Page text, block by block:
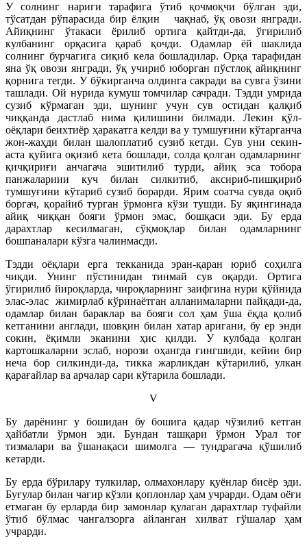
У солнинг нариги тарафига ўтиб қочмоқчи бўлган эди,
тўсатдан рўпарасида бир ёлқин чақнаб, ўқ овози янгради.
Айиқнинг ўтакаси ёрилиб ортига қайтди-да, ўгирилиб
кулбанинг орқасига қараб қочди. Одамлар ёй шаклида
солнинг бурчагига сиқиб кела бошладилар. Орқа тарафидан
яна ўқ овози янгради, ўқ учириб юборган пўстлоқ айиқнинг
қорнига тегди. У бўкирганча олдинга сакради ва сувга ўзини
ташлади. Ой нурида кумуш томчилар сачради. Тэдди умрида
сузиб кўрмаган эди, шунинг учун сув остидан қалқиб
чиққанда дастлаб нима қилишини билмади. Лекин қўл-
оёқлари беихтиёр ҳаракатга келди ва у тумшуғини кўтарганча
жон-жаҳди билан шалоплатиб сузиб кетди. Сув уни секин-
аста қуйига оқизиб кета бошлади, солда қолган одамларнинг
қичқириғи анчагача эшитилиб турди, айиқ эса тобора
панжалариии куч билан силкитиб, аксириб-пишқириб
тумшуғини кўтариб сузиб борарди. Ярим соатча сувда оқиб
боргач, қорайиб турган ўрмонга кўзи тушди. Бу яқингинада
айиқ чиққан бояги ўрмон эмас, бошқаси эди. Бу ерда
дарахтлар кесилмаган, сўқмоқлар билан одамларнинг
бошпаналари кўзга чалинмасди.
Тэдди оёқлари ерга текканида эран-қаран юриб соҳилга
чиқди. Унинг пўстинидан тинмай сув оқарди. Ортига
ўгирилиб йироқларда, чироқларнинг заифгина нури қўйнида
элас-элас жимирлаб кўринаётган алланималарни пайқади-да,
одамлар билан бараклар ва бояги сол ҳам ўша ёқда қолиб
кетганини англади, шовқин билан хатар аригани, бу ер энди
сокин, ёқимли эканини ҳис қилди. У кулбада қолган
картошкаларни эслаб, норози оҳангда ғингшиди, кейин бир
неча бор силкинди-да, тикка жарликдан кўтарилиб, улкан
қарағайлар ва арчалар сари кўтарила бошлади.
V
Бу дарёнинг у бошидан бу бошига қадар чўзилиб кетган
ҳайбатли ўрмон эди. Бундан ташқари ўрмон Урал тоғ
тизмалари ва ўшанақаси шимолга — тундрагача қўшилиб
кетарди.
Бу ерда бўрилару тулкилар, олмахонлару қуёнлар бисёр эди.
Буғулар билан чағир кўзли қоплонлар ҳам учрарди. Одам оёғи
етмаган бу ерларда бир замонлар қулаган дарахтлар туфайли
ўтиб бўлмас чангалзорга айланган хилват гўшалар ҳам
учрарди.